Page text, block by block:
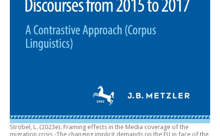
Ströbel, L. (2023e). Framing effects in the Media coverage of the
migration crisis -The changing implicit demands on the EU in face of the